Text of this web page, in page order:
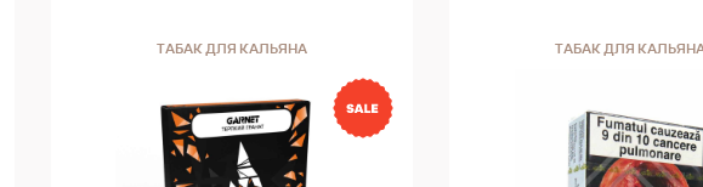
ТАБАК ДЛЯ КАЛЬЯНА ТАБАК ДЛЯ